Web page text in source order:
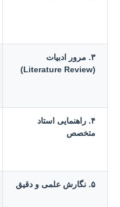
۳. مرور ادبیات
۴. راهنمایی استاد
متخصص